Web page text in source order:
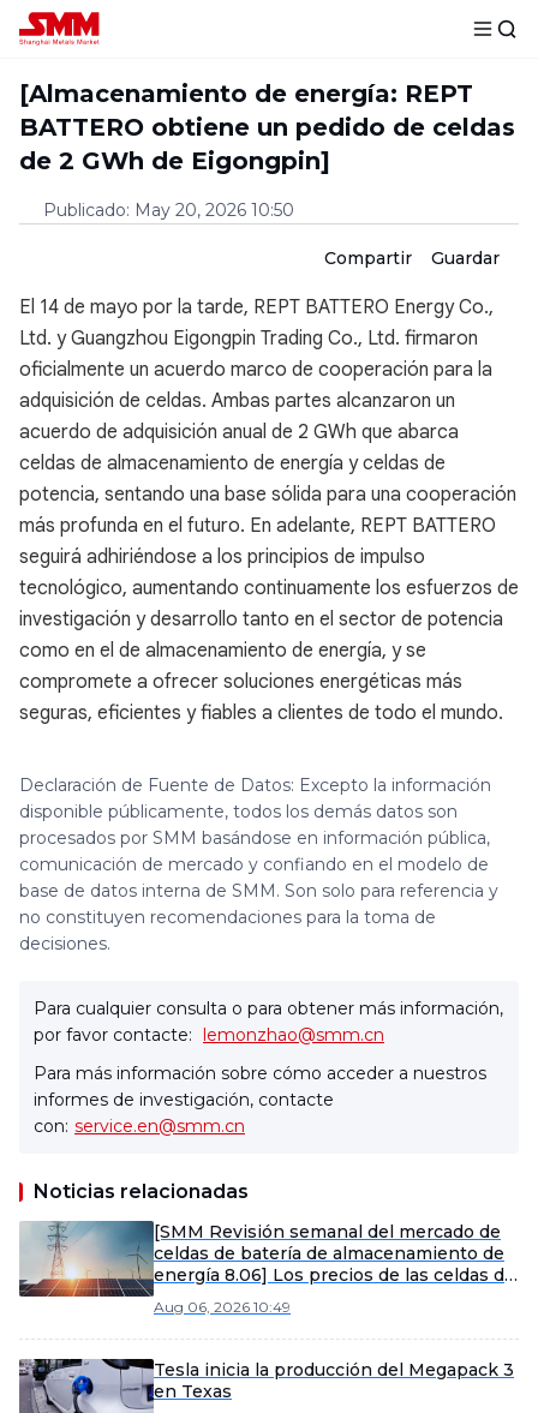
[Almacenamiento de energía: REPT
BATTERO obtiene un pedido de celdas
de 2 GWh de Eigongpin]
Publicado: May 20, 2026 10:50
Compartir Guardar
El 14 de mayo por la tarde, REPT BATTERO Energy Co.,
Ltd. y Guangzhou Eigongpin Trading Co., Ltd. firmaron
oficialmente un acuerdo marco de cooperación para la
adquisición de celdas. Ambas partes alcanzaron un
acuerdo de adquisición anual de 2 GWh que abarca
celdas de almacenamiento de energía y celdas de
potencia, sentando una base sólida para una cooperación
más profunda en el futuro. En adelante, REPT BATTERO
seguirá adhiriéndose a los principios de impulso
tecnológico, aumentando continuamente los esfuerzos de
investigación y desarrollo tanto en el sector de potencia
como en el de almacenamiento de energía, y se
compromete a ofrecer soluciones energéticas más
seguras, eficientes y fiables a clientes de todo el mundo.
Declaración de Fuente de Datos: Excepto la información
disponible públicamente, todos los demás datos son
procesados por SMM basándose en información pública,
comunicación de mercado y confiando en el modelo de
base de datos interna de SMM. Son solo para referencia y
no constituyen recomendaciones para la toma de
decisiones.
Para cualquier consulta o para obtener más información,
por favor contacte: lemonzhao@smm.cn
Para más información sobre cómo acceder a nuestros
informes de investigación, contacte
con: service.en@smm.cn
Noticias relacionadas
[SMM Revisión semanal del mercado de
celdas de batería de almacenamiento de
energía 8.06] Los precios de las celdas de
mantienen estables, y se espera que los
envíos de productos de gran capacidad se
aceleren en la segunda mitad del año.
Aug 06, 2026 10:49
Tesla inicia la producción del Megapack 3
en Texas